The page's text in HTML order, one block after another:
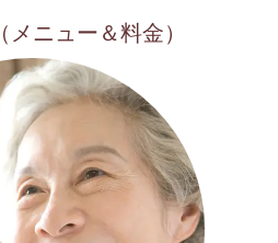
ニュー＆料金）